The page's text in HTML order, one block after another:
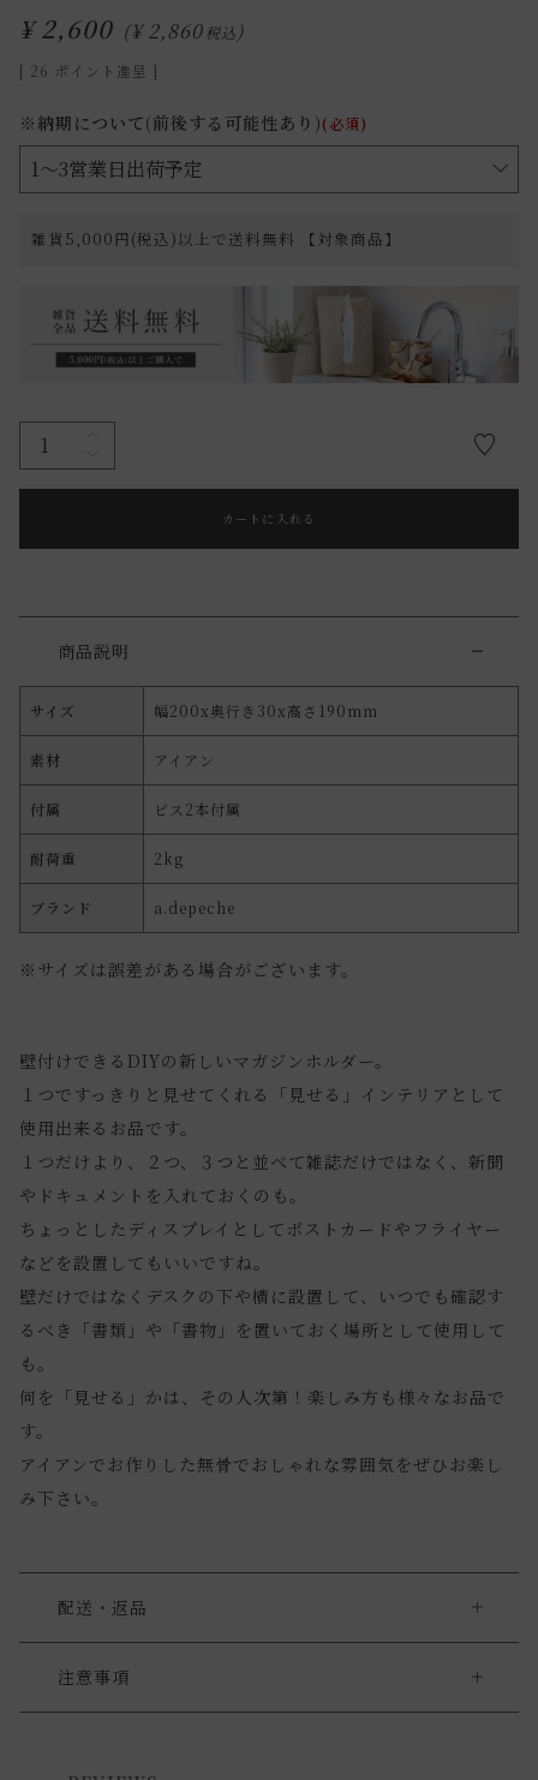
¥ 2,600 ¥ 2,860税込
[ 26 ポイント進呈 ]
※納期について(前後する可能性あり)(必須)
雑貨5,000円(税込)以上で送料無料 【対象商品】
カートに入れる
商品説明
サイズ 幅200x奥行き30x高さ190mm
素材 アイアン
付属 ビス2本付属
耐荷重 2kg
ブランド a.depeche
※サイズは誤差がある場合がございます。
壁付けできるDIYの新しいマガジンホルダー。
１つですっきりと見せてくれる「見せる」インテリアとして
使用出来るお品です。
１つだけより、２つ、３つと並べて雑誌だけではなく、新聞
やドキュメントを入れておくのも。
ちょっとしたディスプレイとしてポストカードやフライヤー
などを設置してもいいですね。
壁だけではなくデスクの下や横に設置して、いつでも確認す
るべき「書類」や「書物」を置いておく場所として使用して
も。
何を「見せる」かは、その人次第！楽しみ方も様々なお品で
す。
アイアンでお作りした無骨でおしゃれな雰囲気をぜひお楽し
み下さい。
配送・返品
送料について
注意事項